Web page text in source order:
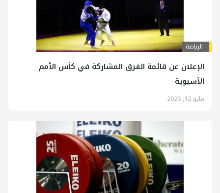
الرياضة
الإعلان عن قائمة الفرق المشاركة في كأس الأمم
الآسيوية
مايو 12, 2026